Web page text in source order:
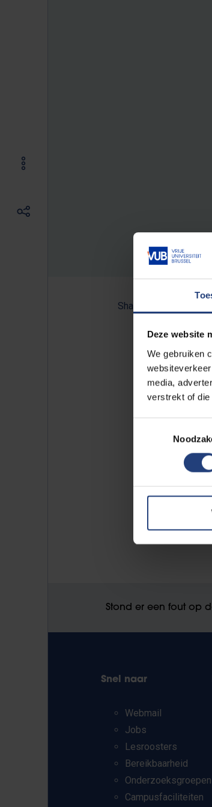
Deze website
We gebruiken
media,
verstrekt of
Share:
Lees alle
Stond er een fout op
Snel naar
Webmail
Jobs
Lesroosters
Bereikbaarheid
Onderzoeksgroepen
Campusfaciliteiten